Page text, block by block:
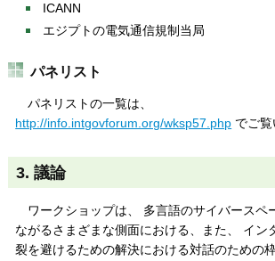
ICANN
エジプトの電気通信規制当局
パネリスト
パネリストの一覧は、
http://info.intgovforum.org/wksp57.php でご覧
3. 議論
ワークショップは、 多言語のサイバースペ
ながるさまざまな側面における、また、 イン
裂を避けるための解決における対話のための